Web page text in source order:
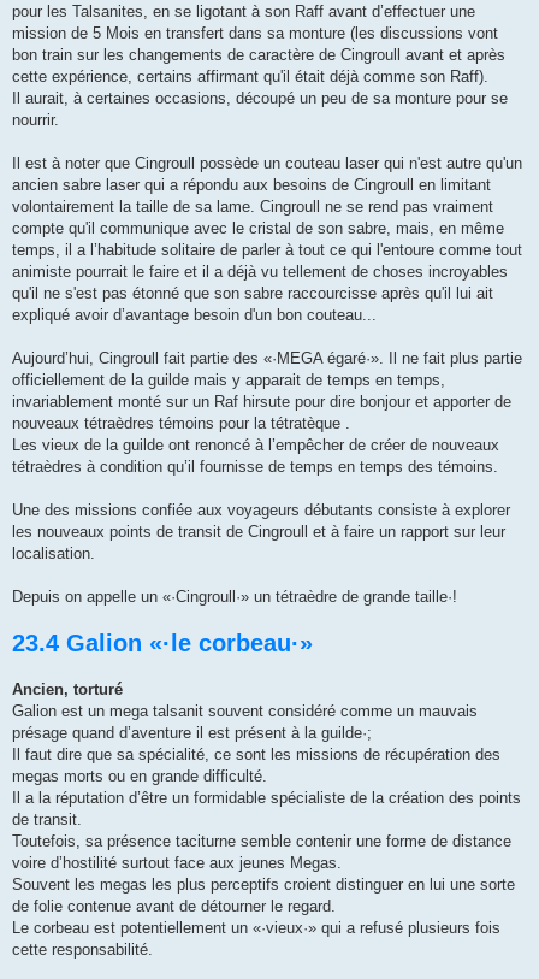
pour les Talsanites, en se ligotant à son Raff avant d’effectuer une
mission de 5 Mois en transfert dans sa monture (les discussions vont
bon train sur les changements de caractère de Cingroull avant et après
cette expérience, certains affirmant qu'il était déjà comme son Raff).
Il aurait, à certaines occasions, découpé un peu de sa monture pour se
nourrir.
Il est à noter que Cingroull possède un couteau laser qui n'est autre qu'un
ancien sabre laser qui a répondu aux besoins de Cingroull en limitant
volontairement la taille de sa lame. Cingroull ne se rend pas vraiment
compte qu'il communique avec le cristal de son sabre, mais, en même
temps, il a l’habitude solitaire de parler à tout ce qui l'entoure comme tout
animiste pourrait le faire et il a déjà vu tellement de choses incroyables
qu'il ne s'est pas étonné que son sabre raccourcisse après qu'il lui ait
expliqué avoir d’avantage besoin d'un bon couteau...
Aujourd’hui, Cingroull fait partie des «·MEGA égaré·». Il ne fait plus partie
officiellement de la guilde mais y apparait de temps en temps,
invariablement monté sur un Raf hirsute pour dire bonjour et apporter de
nouveaux tétraèdres témoins pour la tétratèque .
Les vieux de la guilde ont renoncé à l’empêcher de créer de nouveaux
tétraèdres à condition qu’il fournisse de temps en temps des témoins.
Une des missions confiée aux voyageurs débutants consiste à explorer
les nouveaux points de transit de Cingroull et à faire un rapport sur leur
localisation.
Depuis on appelle un «·Cingroull·» un tétraèdre de grande taille·!
23.4 Galion «·le corbeau·»
Ancien, torturé
Galion est un mega talsanit souvent considéré comme un mauvais
présage quand d’aventure il est présent à la guilde·;
Il faut dire que sa spécialité, ce sont les missions de récupération des
megas morts ou en grande difficulté.
Il a la réputation d’être un formidable spécialiste de la création des points
de transit.
Toutefois, sa présence taciturne semble contenir une forme de distance
voire d’hostilité surtout face aux jeunes Megas.
Souvent les megas les plus perceptifs croient distinguer en lui une sorte
de folie contenue avant de détourner le regard.
Le corbeau est potentiellement un «·vieux·» qui a refusé plusieurs fois
cette responsabilité.